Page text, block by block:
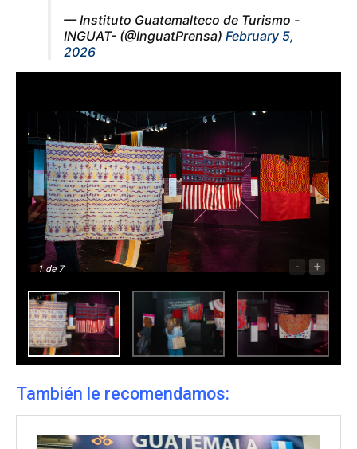
— Instituto Guatemalteco de Turismo -
INGUAT- (@InguatPrensa) February 5,
2026
1de 7 - +
También le recomendamos: